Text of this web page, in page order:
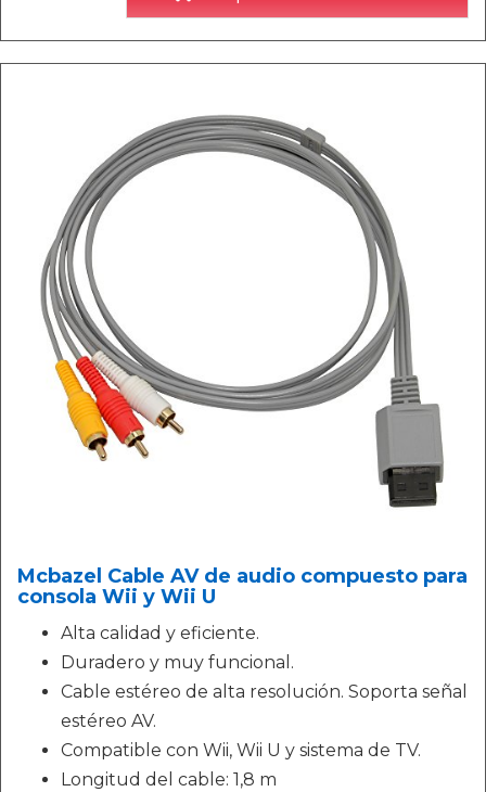
Mcbazel Cable AV de audio compuesto para
consola Wii y Wii U
Alta calidad y eficiente.
Duradero y muy funcional.
Cable estéreo de alta resolución. Soporta señal
estéreo AV.
Compatible con Wii, Wii U y sistema de TV.
Longitud del cable: 1,8 m